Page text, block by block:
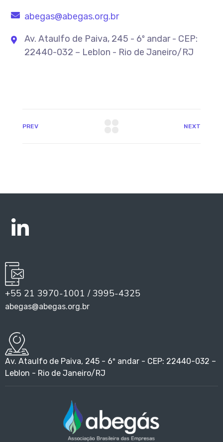
abegas@abegas.org.br
Av. Ataulfo de Paiva, 245 - 6º andar - CEP:
22440-032 – Leblon - Rio de Janeiro/RJ
PREV NEXT
+55 21 3970-1001 / 3995-4325
abegas@abegas.org.br
Av. Ataulfo de Paiva, 245 - 6º andar - CEP: 22440-032 –
Leblon - Rio de Janeiro/RJ